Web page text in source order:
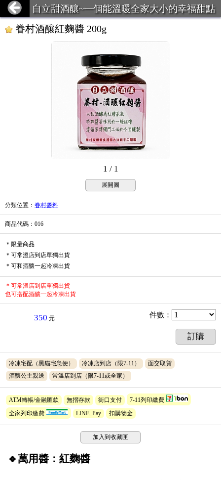
自立甜酒釀~一個能溫暖全家大小的幸福甜點
眷村酒釀紅麴醬 200g
1 / 1
展開圖
分類位置 ： 眷村醬料
商品代碼 ：016
＊限量商品
＊可常溫店到店單獨出貨
＊可和酒釀一起冷凍出貨
＊可常溫店到店單獨出貨
也可搭配酒釀一起冷凍出貨
350 元 件數 ：
訂購
冷凍宅配（黑貓宅急便） 冷凍店到店（限7-11）
面交取貨
酒釀公主親送
常溫店到店（限7-11或全家）
ATM轉帳/金融匯款 無摺存款 街口支付
7-11列印繳費
全家列印繳費
LINE_Pay 扣購物金
加入到收藏匣
🔸萬用醬：紅麴醬